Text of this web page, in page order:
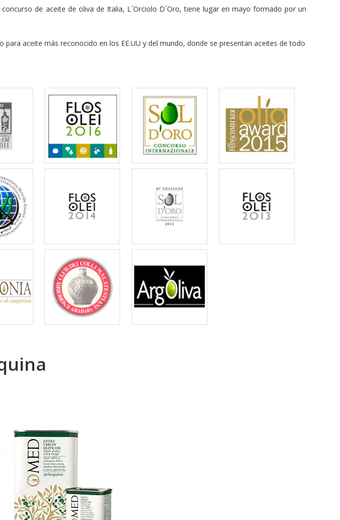
de aceite de oliva de Italia, L´Orciolo D´Oro, tiene lugar en mayo formado por un
para aceite más reconocido en los EE.UU y del mundo, donde se presentan aceites de todo